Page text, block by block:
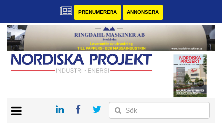
PRENUMERERA ANNONSERA